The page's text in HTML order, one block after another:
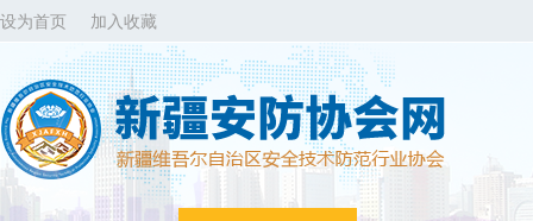
设为首页 加入收藏